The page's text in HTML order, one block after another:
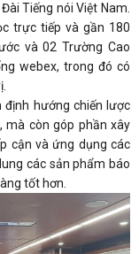
Tiếng nói Việt Nam.
trực tiếp và gần 180
và 02 Trường Cao
webex, trong đó có
định hướng chiến lược
mà còn góp phần xây
cận và ứng dụng các
các sản phẩm báo
tốt hơn.